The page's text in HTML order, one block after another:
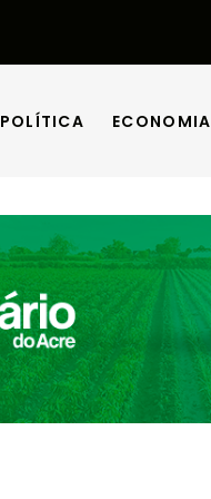
POLÍTICA ECONOMIA
POLÍTICA ECONOMIA